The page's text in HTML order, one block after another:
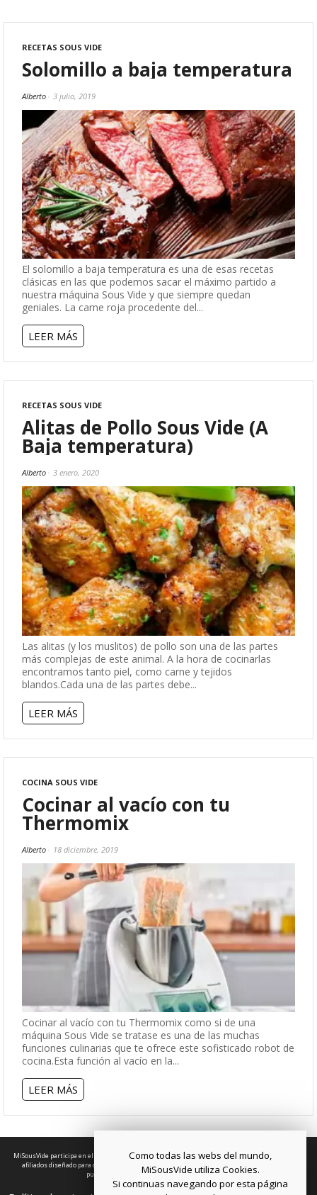
RECETAS SOUS VIDE
Solomillo a baja temperatura
Alberto 3 julio, 2019
El solomillo a baja temperatura es una de esas recetas
clásicas en las que podemos sacar el máximo partido a
nuestra máquina Sous Vide y que siempre quedan
geniales. La carne roja procedente del...
LEER MÁS
RECETAS SOUS VIDE
Alitas de Pollo Sous Vide (A
Baja temperatura)
Alberto 3 enero, 2020
Las alitas (y los muslitos) de pollo son una de las partes
más complejas de este animal. A la hora de cocinarlas
encontramos tanto piel, como carne y tejidos
blandos.Cada una de las partes debe...
LEER MÁS
COCINA SOUS VIDE
Cocinar al vacío con tu
Thermomix
Alberto 18 diciembre, 2019
Cocinar al vacío con tu Thermomix como si de una
máquina Sous Vide se tratase es una de las muchas
funciones culinarias que te ofrece este sofisticado robot de
cocina.Esta función al vacío en la...
LEER MÁS
MiSousVide participa en el Programa de Afiliados de Amazon EU, un programa de publicidad para
afiliados diseñado para ofrecer a sitios web un modo de obtener comisiones por publicidad,
publicitando e incluyendo enlaces a Amazon.es.
Como todas las webs del mundo,
MiSousVide utiliza Cookies.
Si continuas navegando por esta página